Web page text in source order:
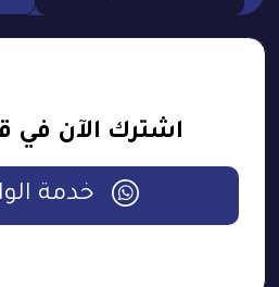
اشترك الآن في
خدمة